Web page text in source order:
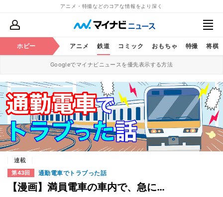
アニメ・特撮などのコアな情報をより深く
ホビー アニメ 鉄道 コミック おもちゃ 特撮 将棋
Googleでマイナビニュースを優先表示する方法
連載
第43回 通勤電車でトラブった話
【漫画】満員電車の車内で、急に…